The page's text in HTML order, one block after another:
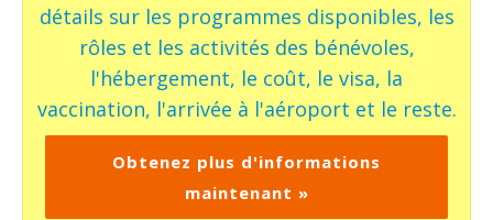
détails sur les programmes disponibles, les
rôles et les activités des bénévoles,
l'hébergement, le coût, le visa, la
vaccination, l'arrivée à l'aéroport et le reste.
Obtenez plus d'informations
maintenant »